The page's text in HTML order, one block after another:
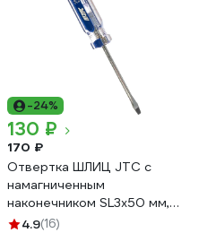
-24%
130 ₽
170 ₽
Отвертка ШЛИЦ JTC с
намагниченным
наконечником SL3x50 мм,
3802 932849
4.9(16)